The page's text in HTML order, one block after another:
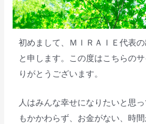
初めまして、ＭＩＲＡＩＥ代表
と申します。この度はこちらの
りがとうございます。
人はみんな幸せになりたいと思
もかかわらず、お金がない、時